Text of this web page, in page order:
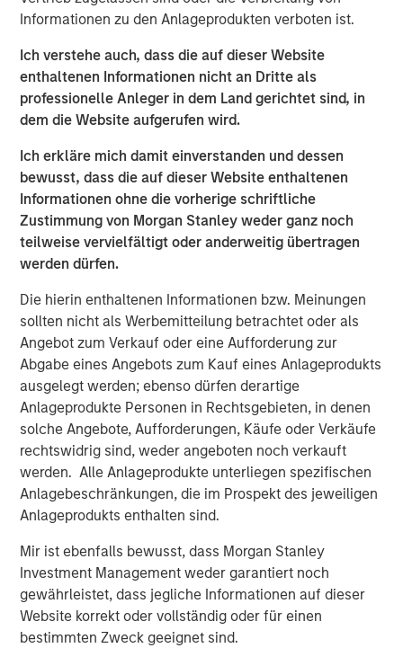
Informationen zu den Anlageprodukten verboten ist.
Ich verstehe auch, dass die auf dieser Website
enthaltenen Informationen nicht an Dritte als
professionelle Anleger in dem Land gerichtet sind, in
dem die Website aufgerufen wird.
Ich erkläre mich damit einverstanden und dessen
bewusst, dass die auf dieser Website enthaltenen
Informationen ohne die vorherige schriftliche
Zustimmung von Morgan Stanley weder ganz noch
teilweise vervielfältigt oder anderweitig übertragen
werden dürfen.
Die hierin enthaltenen Informationen bzw. Meinungen
sollten nicht als Werbemitteilung betrachtet oder als
Angebot zum Verkauf oder eine Aufforderung zur
Abgabe eines Angebots zum Kauf eines Anlageprodukts
ausgelegt werden; ebenso dürfen derartige
Anlageprodukte Personen in Rechtsgebieten, in denen
solche Angebote, Aufforderungen, Käufe oder Verkäufe
rechtswidrig sind, weder angeboten noch verkauft
werden. Alle Anlageprodukte unterliegen spezifischen
Anlagebeschränkungen, die im Prospekt des jeweiligen
Anlageprodukts enthalten sind.
Mir ist ebenfalls bewusst, dass Morgan Stanley
Investment Management weder garantiert noch
gewährleistet, dass jegliche Informationen auf dieser
Website korrekt oder vollständig oder für einen
bestimmten Zweck geeignet sind.
Gokul Laroia, CEO of Asia at Morgan Stanley, said: “The
and we are committed to our goal of building a fully
integrated financial services firm to meet the evolving
needs of domestic and global clients. Today’s
announcement is an important strategic milestone along
this path.”
“With high levels of wealth creation, growing demand for
financial advice, and with the launch of a private pension
scheme, we see long-term opportunities in China’s asset
management industry,” added Mr Laroia.
Funds became a joint venture in June 2008. The
company provides diversified investment management
services to retail and institutional clients through mutual
funds and segregated management accounts, including
fixed income, active equity, quantitative equity, and multi-
asset investment. With over a decade of experience
investing in the domestic market, the company has built a
dedicated investment and research team deeply rooted in
China, strengthened by Morgan Stanley Investment
Management’s global expertise and risk management.
Morgan Stanley Investment Management, together with
its investment advisory affiliates, has more than 1,200
investment professionals around the world and $1.3
trillion in assets under management or supervision as of